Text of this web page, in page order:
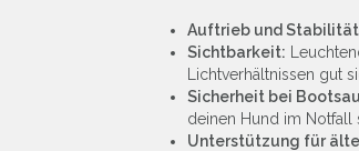
Auftrieb und
Sichtbarkeit:
Lichtverhältnissen gut
Sicherheit bei
deinen Hund im Notfall
Unterstützung für